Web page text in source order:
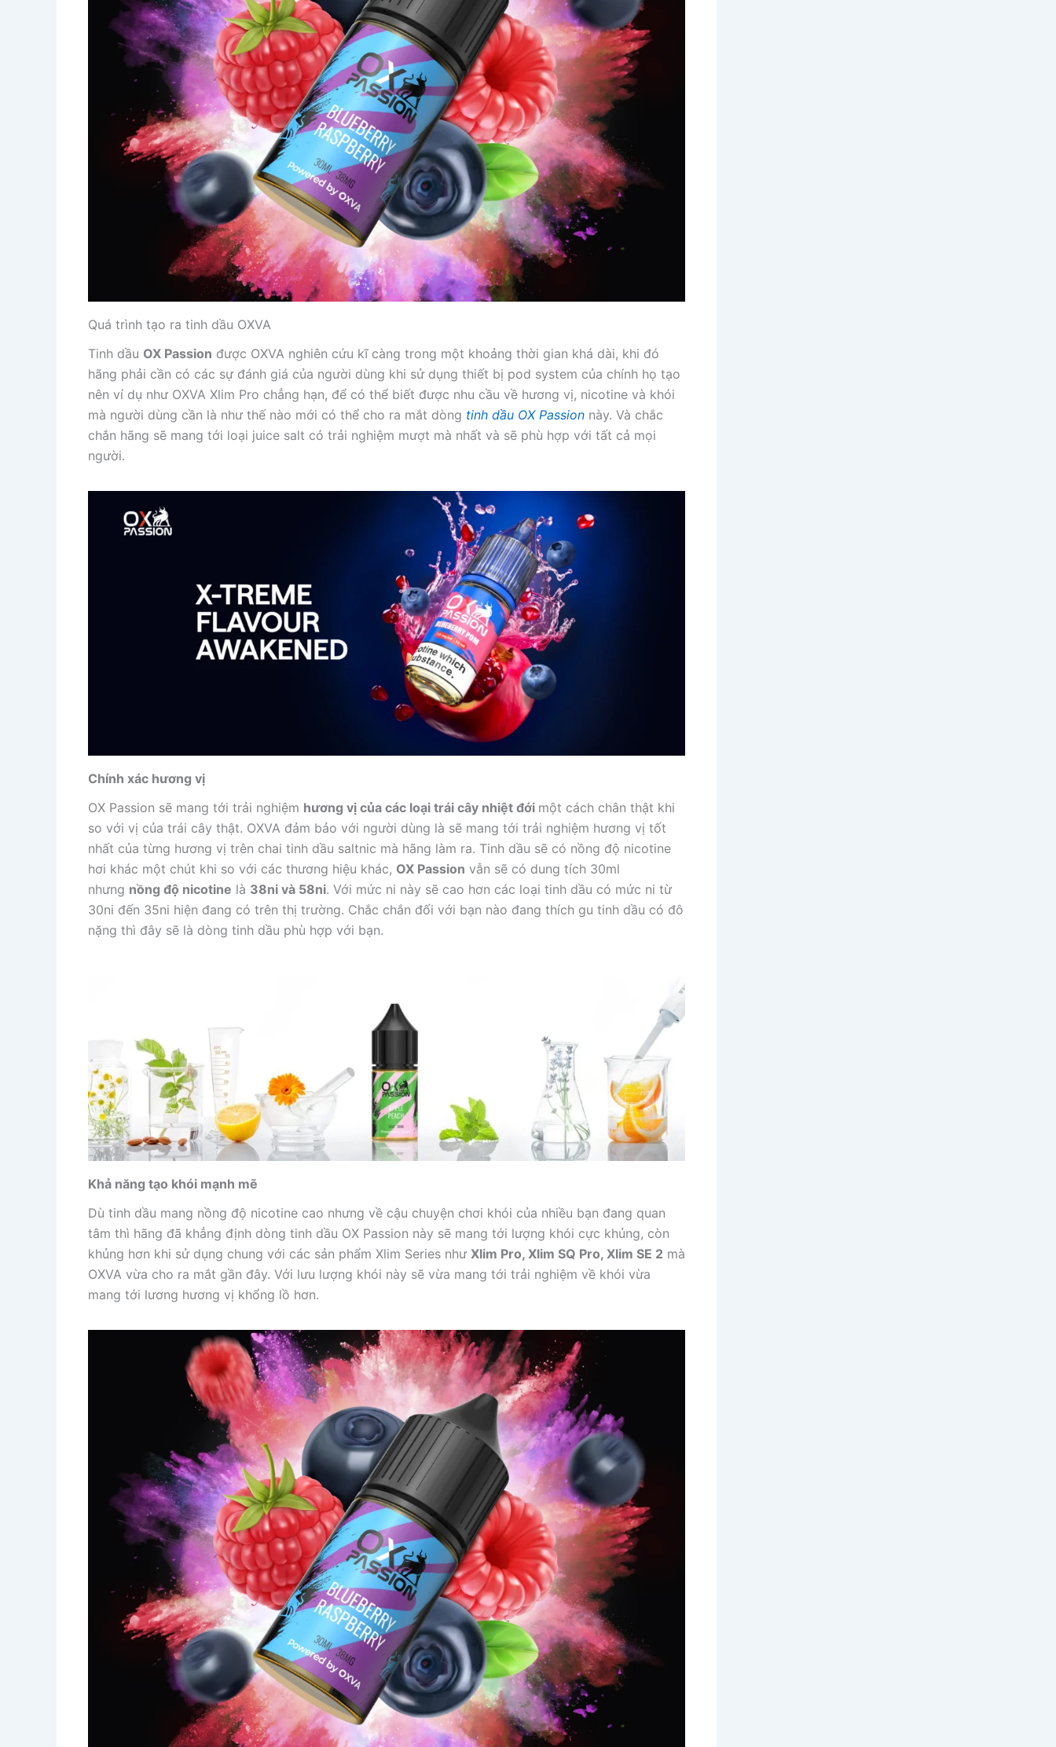
Quá trình tạo ra tinh dầu OXVA
Tinh dầu OX Passion được OXVA nghiên cứu kĩ càng trong một khoảng thời gian khá dài, khi đó
hãng phải cần có các sự đánh giá của người dùng khi sử dụng thiết bị pod system của chính họ tạo
nên ví dụ như OXVA Xlim Pro chẳng hạn, để có thể biết được nhu cầu về hương vị, nicotine và khói
mà người dùng cần là như thế nào mới có thể cho ra mắt dòng tinh dầu OX Passion này. Và chắc
chắn hãng sẽ mang tới loại juice salt có trải nghiệm mượt mà nhất và sẽ phù hợp với tất cả mọi
người.
Chính xác hương vị
OX Passion sẽ mang tới trải nghiệm hương vị của các loại trái cây nhiệt đới một cách chân thật khi
so với vị của trái cây thật. OXVA đảm bảo với người dùng là sẽ mang tới trải nghiệm hương vị tốt
nhất của từng hương vị trên chai tinh dầu saltnic mà hãng làm ra. Tinh dầu sẽ có nồng độ nicotine
hơi khác một chút khi so với các thương hiệu khác, OX Passion vẫn sẽ có dung tích 30ml
nhưng nồng độ nicotine là 38ni và 58ni. Với mức ni này sẽ cao hơn các loại tinh dầu có mức ni từ
30ni đến 35ni hiện đang có trên thị trường. Chắc chắn đối với bạn nào đang thích gu tinh dầu có đô
nặng thì đây sẽ là dòng tinh dầu phù hợp với bạn.
Khả năng tạo khói mạnh mẽ
Dù tinh dầu mang nồng độ nicotine cao nhưng về cậu chuyện chơi khói của nhiều bạn đang quan
tâm thì hãng đã khẳng định dòng tinh dầu OX Passion này sẽ mang tới lượng khói cực khủng, còn
khủng hơn khi sử dụng chung với các sản phẩm Xlim Series như Xlim Pro, Xlim SQ Pro, Xlim SE 2 mà
OXVA vừa cho ra mắt gần đây. Với lưu lượng khói này sẽ vừa mang tới trải nghiệm về khói vừa
mang tới lương hương vị khổng lồ hơn.